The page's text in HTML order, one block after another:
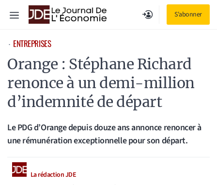
S'abonner
Menu
⋅ ENTREPRISES
Orange : Stéphane Richard
renonce à un demi-million
d’indemnité de départ
Le PDG d’Orange depuis douze ans annonce renoncer à
une rémunération exceptionnelle pour son départ.
La rédaction JDE